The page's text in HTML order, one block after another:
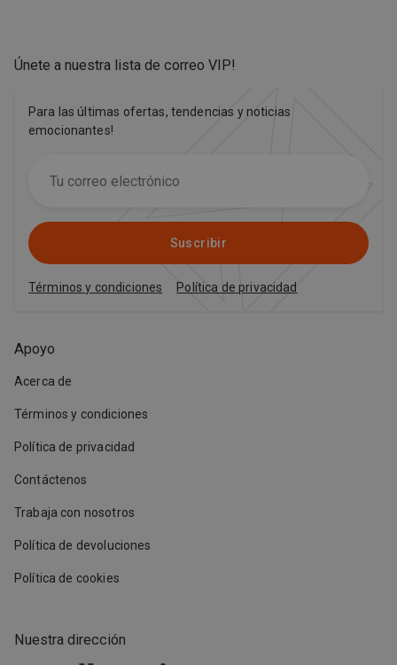
Nuestra dirección
Apoyo
Acerca de
Términos y condiciones
Política de privacidad
Contáctenos
Trabaja con nosotros
Política de devoluciones
Política de cookies
Únete a nuestra lista de correo VIP!
Para las últimas ofertas, tendencias y noticias
emocionantes!
Suscribir
Términos y condiciones Política de privacidad